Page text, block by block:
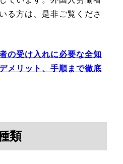
る方は、是非ご覧くださ
の受け入れに必要な全知
メリット、手順まで徹底
類